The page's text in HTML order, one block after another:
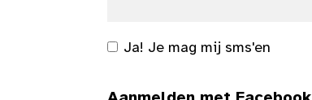
Ja! Je mag mij sms'en